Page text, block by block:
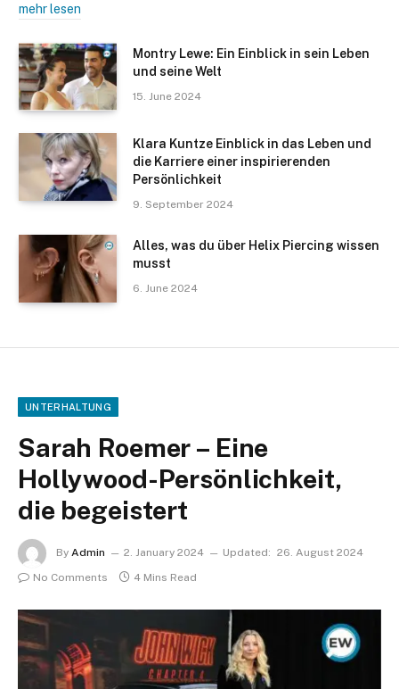
mehr lesen
Montry Lewe: Ein Einblick in sein Leben
und seine Welt
15. June 2024
Klara Kuntze Einblick in das Leben und
die Karriere einer inspirierenden
Persönlichkeit
9. September 2024
Alles, was du über Helix Piercing wissen
musst
6. June 2024
UNTERHALTUNG
Sarah Roemer – Eine
Hollywood-Persönlichkeit,
die begeistert
By Admin 2. January 2024 Updated: 26. August 2024
No Comments
4 Mins Read